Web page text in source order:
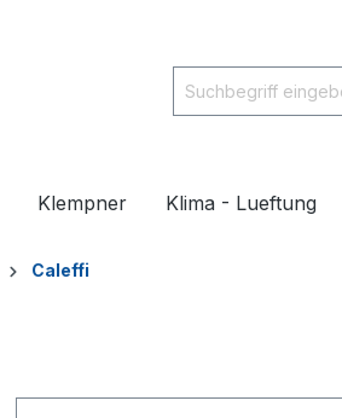
Klempner Klima - Lueftung
Caleffi